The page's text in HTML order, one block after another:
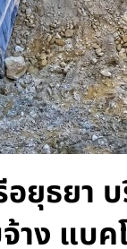
ธยา บ
าง แบค